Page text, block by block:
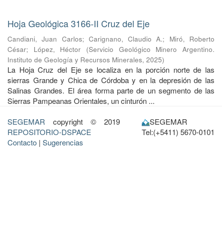
Hoja Geológica 3166-II Cruz del Eje
Candiani, Juan Carlos; Carignano, Claudio A.; Miró, Roberto
César; López, Héctor (Servicio Geológico Minero Argentino.
Instituto de Geología y Recursos Minerales, 2025)
La Hoja Cruz del Eje se localiza en la porción norte de las
sierras Grande y Chica de Córdoba y en la depresión de las
Salinas Grandes. El área forma parte de un segmento de las
Sierras Pampeanas Orientales, un cinturón ...
SEGEMAR copyright © 2019
REPOSITORIO-DSPACE
Contacto | Sugerencias
SEGEMAR
Tel:(+5411) 5670-0101